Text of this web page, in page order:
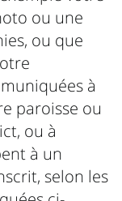
ou une
ou que
à
paroisse ou
ou à
à un
selon les